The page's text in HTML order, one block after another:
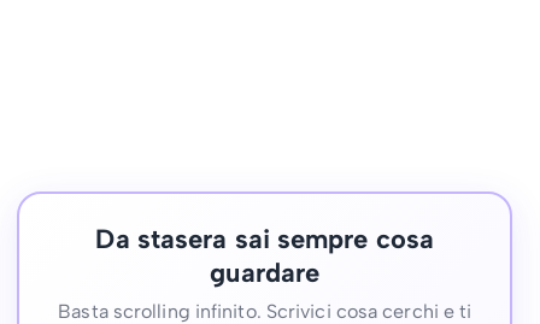
Da stasera sai sempre cosa
guardare
Basta scrolling infinito. Scrivici cosa cerchi e ti